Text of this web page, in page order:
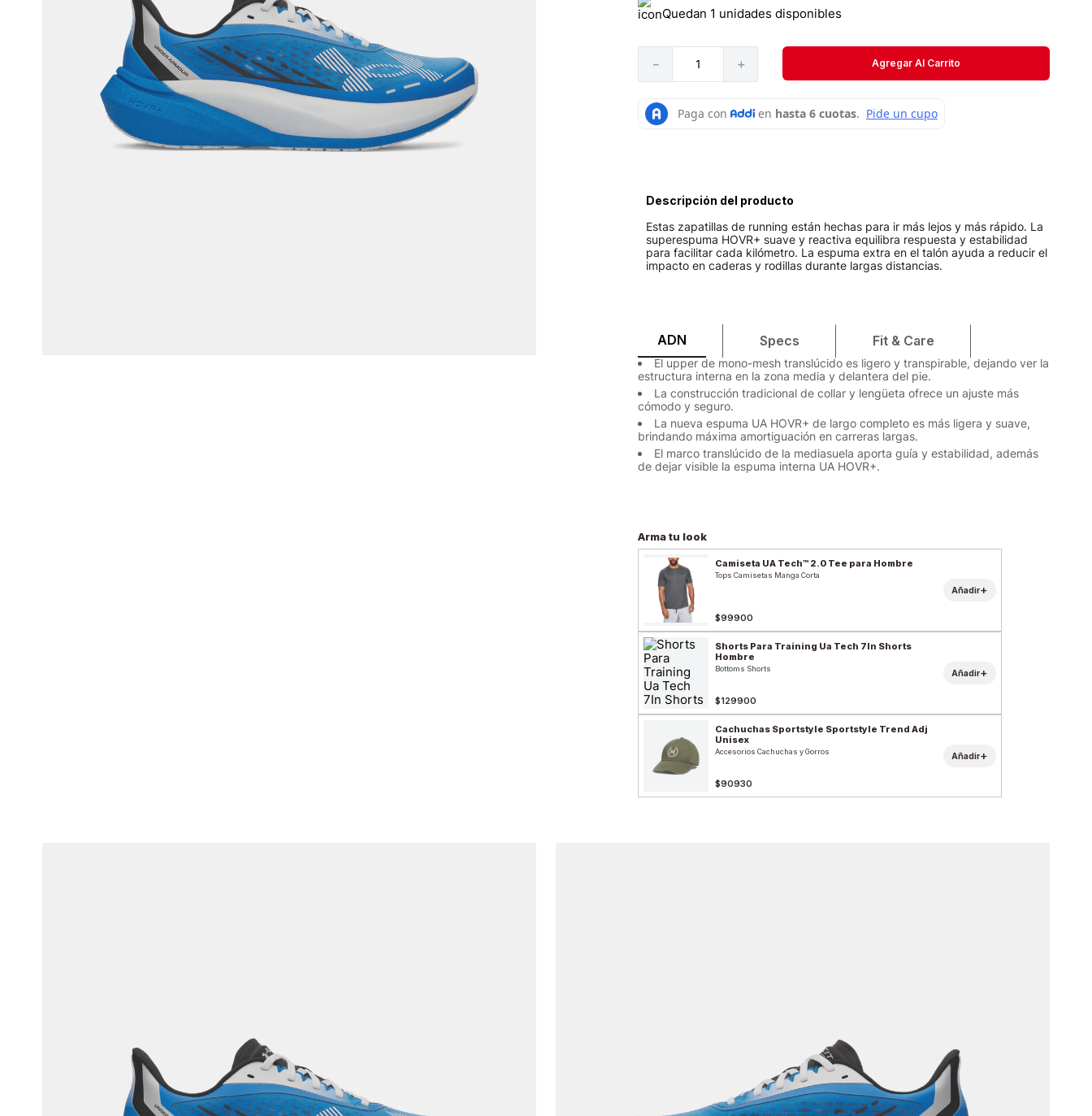
Quedan 1 unidades disponibles
＋
－ Agregar Al Carrito
Descripción del producto
Estas zapatillas de running están hechas para ir más lejos y más rápido. La
superespuma HOVR+ suave y reactiva equilibra respuesta y estabilidad
para facilitar cada kilómetro. La espuma extra en el talón ayuda a reducir el
impacto en caderas y rodillas durante largas distancias.
ADN Specs Fit & Care
El upper de mono-mesh translúcido es ligero y transpirable, dejando ver la
estructura interna en la zona media y delantera del pie.
La construcción tradicional de collar y lengüeta ofrece un ajuste más
cómodo y seguro.
La nueva espuma UA HOVR+ de largo completo es más ligera y suave,
brindando máxima amortiguación en carreras largas.
El marco translúcido de la mediasuela aporta guía y estabilidad, además
de dejar visible la espuma interna UA HOVR+.
Arma tu look
Camiseta UA Tech™ 2.0 Tee para Hombre
Tops Camisetas Manga Corta
$99900
Añadir+
Shorts Para Training Ua Tech 7In Shorts
Hombre
Bottoms Shorts
$129900
Añadir+
Cachuchas Sportstyle Sportstyle Trend Adj
Unisex
Accesorios Cachuchas y Gorros
$90930
Añadir+
Velociti
Short